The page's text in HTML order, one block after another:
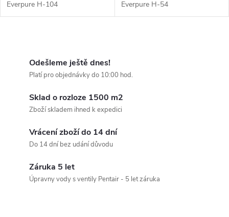
Everpure H-104
Everpure H-54
Odešleme ještě dnes!
Platí pro objednávky do 10:00 hod.
Sklad o rozloze 1500 m2
Zboží skladem ihned k expedici
Vrácení zboží do 14 dní
Do 14 dní bez udání důvodu
Záruka 5 let
Úpravny vody s ventily Pentair - 5 let záruka